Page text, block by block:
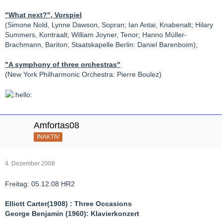
"What next?", Vorspiel
(Simone Nold, Lynne Dawson, Sopran; Ian Antai, Knabenalt; Hilary
Summers, Kontraalt; William Joyner, Tenor; Hanno Müller-
Brachmann, Bariton; Staatskapelle Berlin: Daniel Barenboim);
"A symphony of three orchestras"
(New York Philharmonic Orchestra: Pierre Boulez)
Amfortas08
INAKTIV
4. Dezember 2008
Freitag: 05.12.08 HR2
Elliott Carter(1908) : Three Occasions
George Benjamin (1960): Klavierkonzert